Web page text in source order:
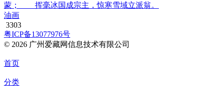
蒙； 挥毫冰国成宗主，惊寒雪域立派翁。
油画
3303
粤ICP备13077976号
© 2026 广州爱藏网信息技术有限公司
首页
分类